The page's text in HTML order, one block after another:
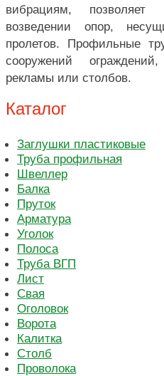
вибрациям,
возведении опор,
пролетов. Профильные
сооружений
рекламы или столбов.
Каталог
Заглушки пластиковые
Труба профильная
Швеллер
Балка
Пруток
Арматура
Уголок
Полоса
Труба ВГП
Лист
Свая
Оголовок
Ворота
Калитка
Столб
Проволока